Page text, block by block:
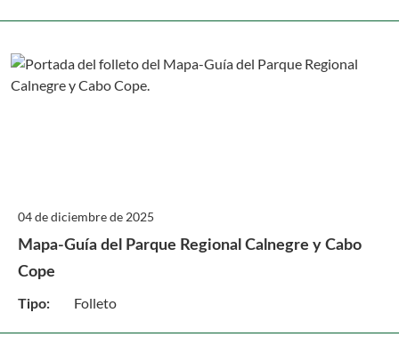
04 de diciembre de 2025
Mapa-Guía del Parque Regional Calnegre y Cabo
Cope
Tipo: Folleto